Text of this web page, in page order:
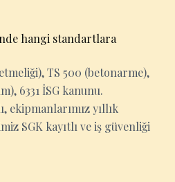
hangi standartlara
TS 500 (betonarme),
6331 İSG kanunu.
ekipmanlarımız yıllık
SGK kayıtlı ve iş güvenliği